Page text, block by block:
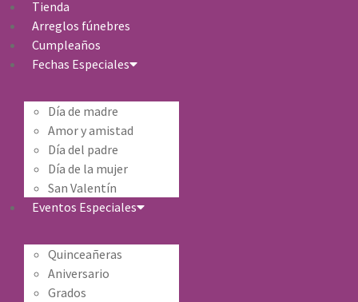
Tienda
Arreglos fúnebres
Cumpleaños
Fechas Especiales
Día de madre
Amor y amistad
Día del padre
Día de la mujer
San Valentín
Eventos Especiales
Quinceañeras
Aniversario
Grados